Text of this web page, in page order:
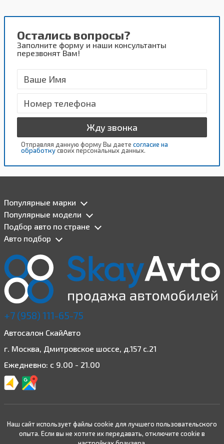
Остались вопросы?
Заполните форму и наши консультанты
перезвонят Вам!
Жду звонка
Отправляя данную форму Вы даете согласие на
обработкусвоих персональных данных.
Популярные марки
Популярные модели
Подбор авто по стране
Авто подбор
+7 (958) 111-65-75
Автосалон СкайАвто
г. Москва, Дмитровское шоссе, д.157 с.21
Ежедневно: с 9.00 - 21.00
Наш сайт использует файлы cookie для лучшего пользовательского
опыта. Если вы не хотите их передавать, отключите cookie в